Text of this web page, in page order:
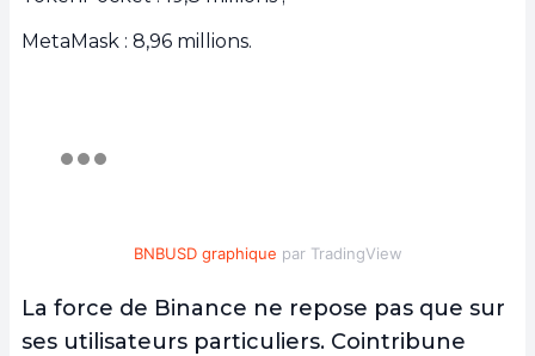
MetaMask : 8,96 millions.
BNBUSD graphique par TradingView
La force de Binance ne repose pas que sur
ses utilisateurs particuliers. Cointribune